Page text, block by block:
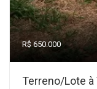
R$ 650.000
Terreno/Lote